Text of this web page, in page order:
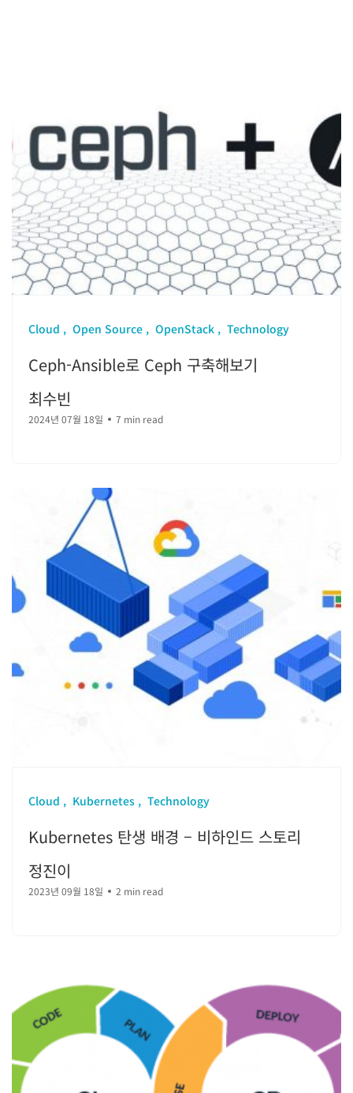
Cloud Open Source OpenStack Technology
Ceph-Ansible로 Ceph 구축해보기
최수빈
2024년 07월 18일 7 min read
Cloud Kubernetes Technology
Kubernetes 탄생 배경 – 비하인드 스토리
정진이
2023년 09월 18일 2 min read